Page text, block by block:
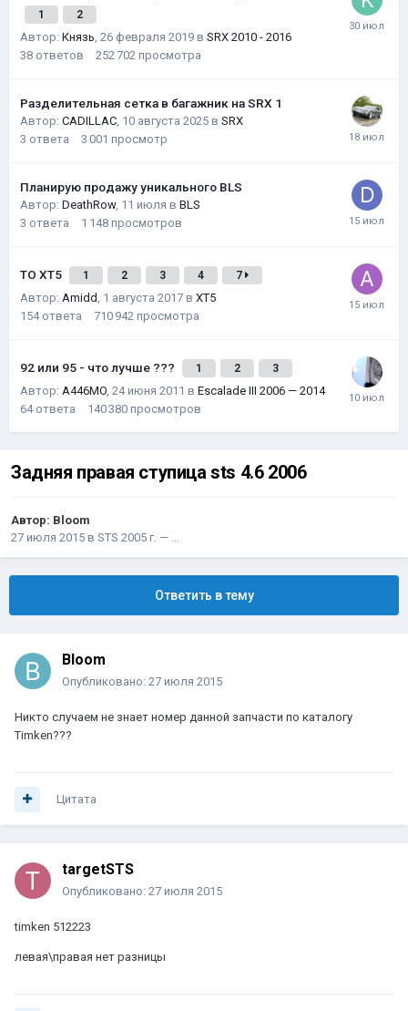
1 2
Автор: Князь, 26 февраля 2019 в SRX 2010 - 2016
38 ответов 252 702 просмотра
Разделительная сетка в багажник на SRX 1
Автор: CADILLAC, 10 августа 2025 в SRX
3 ответа 3 001 просмотр
Планирую продажу уникального BLS
Автор: DeathRow, 11 июля в BLS
3 ответа 1 148 просмотров
ТО XT5 1 2 3 4 7
Автор: Amidd, 1 августа 2017 в XT5
154 ответа 710 942 просмотра
92 или 95 - что лучше ??? 1 2 3
Автор: A446MO, 24 июня 2011 в Escalade III 2006 — 2014
64 ответа 140 380 просмотров
Задняя правая ступица sts 4.6 2006
Автор: Bloom
27 июля 2015 в STS 2005 г. — …
Ответить в тему
Bloom
Опубликовано: 27 июля 2015
Никто случаем не знает номер данной запчасти по каталогу
Timken???
Цитата
targetSTS
Опубликовано: 27 июля 2015
timken 512223
левая\правая нет разницы